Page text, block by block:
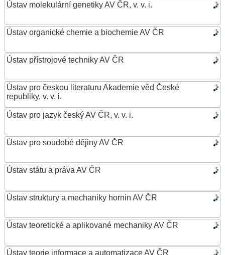
Ústav molekulární genetiky AV ČR, v. v. i.
Ústav organické chemie a biochemie AV ČR
Ústav přístrojové techniky AV ČR
Ústav pro českou literaturu Akademie věd České
republiky, v. v. i.
Ústav pro jazyk český AV ČR, v. v. i.
Ústav pro soudobé dějiny AV ČR
Ústav státu a práva AV ČR
Ústav struktury a mechaniky hornin AV ČR
Ústav teoretické a aplikované mechaniky AV ČR
Ústav teorie informace a automatizace AV ČR